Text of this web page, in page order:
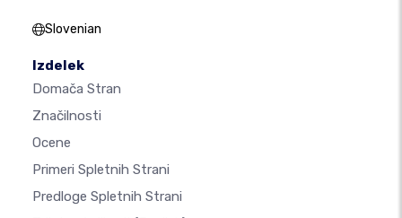
Slovenian
Izdelek
Domača Stran
Značilnosti
Ocene
Primeri Spletnih Strani
Predloge Spletnih Strani